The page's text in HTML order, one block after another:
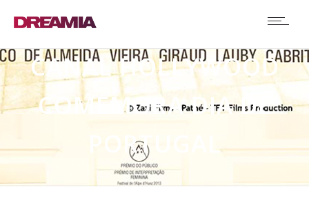
CANAL HOLLYWOOD
COMEMORA DIA DE
PORTUGAL